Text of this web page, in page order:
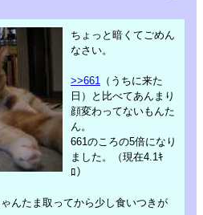
ちょっと暗くてごめん
なさい。
>>661
（うちに来た
日）と比べてあんまり
顔変わってないもんた
ん。
661のころの5倍になり
ました。（現在4.1ｷ
ﾛ）
んたま取ってから少し食いつきが